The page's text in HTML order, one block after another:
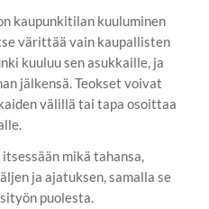
kaupunkitilan kuuluminen
värittää vain kaupallisten
kuuluu sen asukkaille, ja
jälkensä. Teokset voivat
välillä tai tapa osoittaa
mikä tahansa,
ja ajatuksen, samalla se
puolesta.